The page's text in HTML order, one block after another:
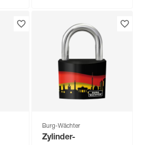
Burg-Wächter
Zylinder-